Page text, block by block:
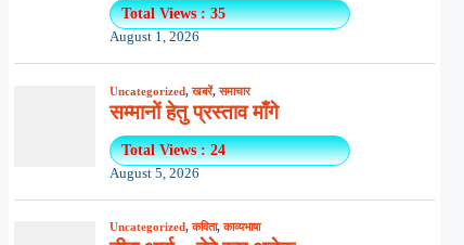
Total Views : 35
August 1, 2026
Uncategorized,खबरें,समाचार
सम्मानों हेतु प्रस्ताव माँगे
Total Views : 24
August 5, 2026
Uncategorized,कविता,काव्यभाषा